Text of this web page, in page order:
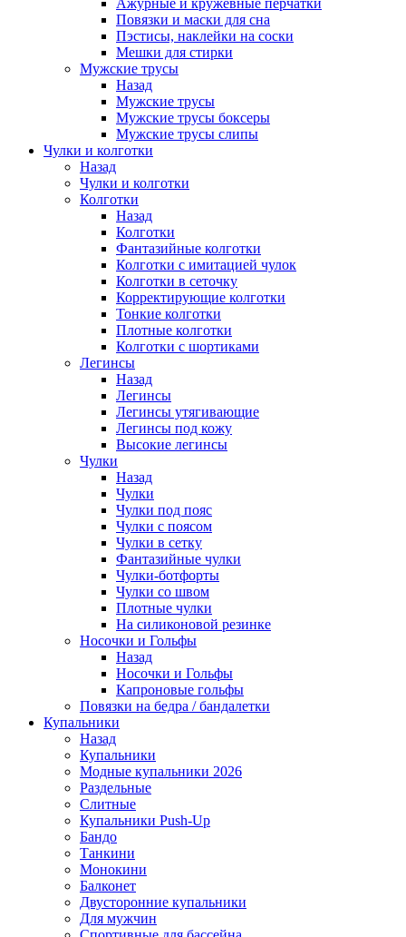
Ажурные и кружевные перчатки
Повязки и маски для сна
Пэстисы, наклейки на соски
Мешки для стирки
Мужские трусы
Назад
Мужские трусы
Мужские трусы боксеры
Мужские трусы слипы
Чулки и колготки
Назад
Чулки и колготки
Колготки
Назад
Колготки
Фантазийные колготки
Колготки с имитацией чулок
Колготки в сеточку
Корректирующие колготки
Тонкие колготки
Плотные колготки
Колготки с шортиками
Легинсы
Назад
Легинсы
Легинсы утягивающие
Легинсы под кожу
Высокие легинсы
Чулки
Назад
Чулки
Чулки под пояс
Чулки с поясом
Чулки в сетку
Фантазийные чулки
Чулки-ботфорты
Чулки со швом
Плотные чулки
На силиконовой резинке
Носочки и Гольфы
Назад
Носочки и Гольфы
Капроновые гольфы
Повязки на бедра / бандалетки
Купальники
Назад
Купальники
Модные купальники 2026
Раздельные
Слитные
Купальники Push-Up
Бандо
Танкини
Монокини
Балконет
Двусторонние купальники
Для мужчин